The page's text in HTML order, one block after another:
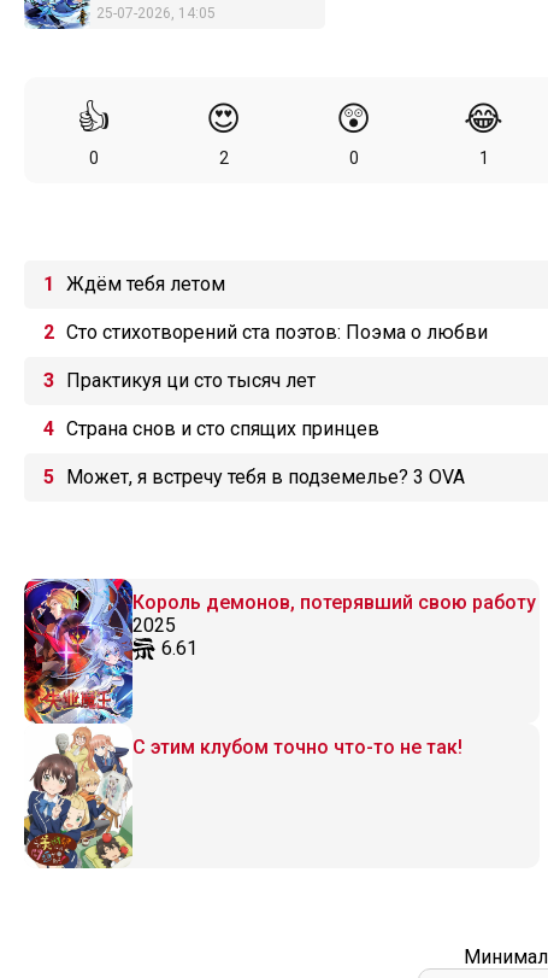
25-07-2026, 14:05
👍
0
😍
2
😲
0
😂
1
Ждём тебя летом
Сто стихотворений ста поэтов: Поэма о любви
Практикуя ци сто тысяч лет
Страна снов и сто спящих принцев
Может, я встречу тебя в подземелье? 3 OVA
Король демонов, потерявший свою работу
2025
6.61
С этим клубом точно что-то не так!